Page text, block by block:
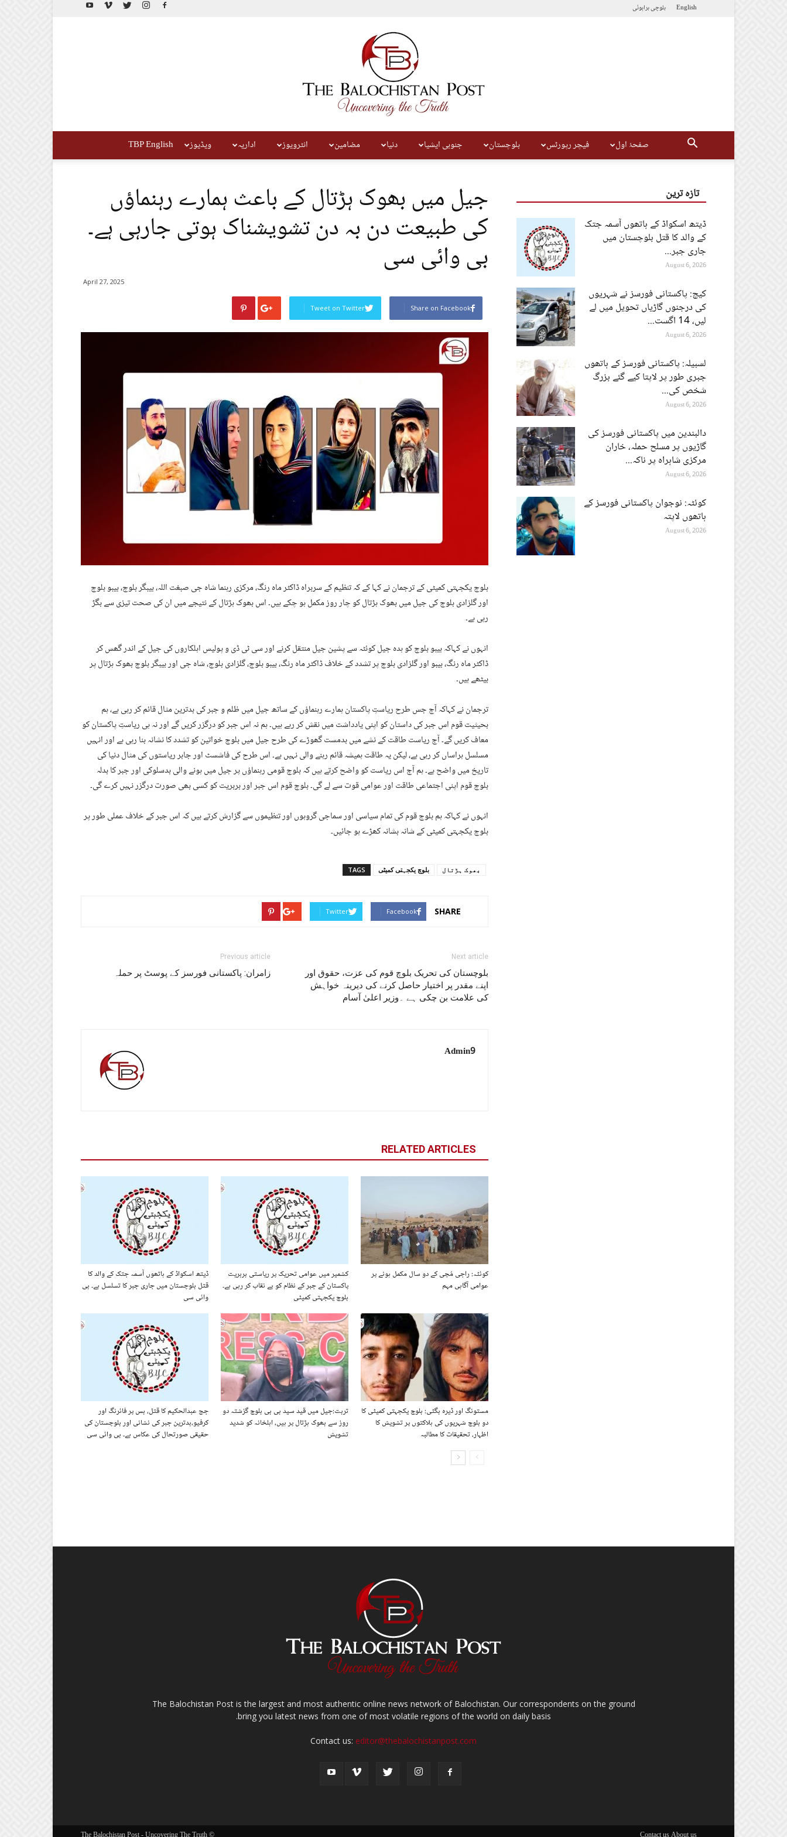
English بلوچیبراہوئی
Post
صفحۂ اول فیچر رپورٹس بلوچستان جنوبی ایشیا دنیا مضامین انٹرویوز اداریہ ویڈیوز TBP English
جیل میں بھوک ہڑتال کے باعث ہمارے رہنماؤں
کی طبیعت دن بہ دن تشویشناک ہوتی جارہی ہے۔
بی وائی سی
April 27, 2025
Share on Facebook
Tweet on Twitter
بلوچ یکجہتی کمیٹی کے ترجمان نے کہا کے کہ تنظیم کے سربراہ ڈاکٹر ماہ رنگ، مرکزی رہنما شاہ جی صبغت اللہ، بیبگر بلوچ، بیبو بلوچ
اور گلزادی بلوچ کی جیل میں بھوک ہڑتال کو چار روز مکمل ہو چکے ہیں۔ اس بھوک ہڑتال کے نتیجے میں ان کی صحت تیزی سے بگڑ
رہی ہے۔
انہوں نے کہاکہ بیبو بلوچ کو ہدہ جیل کوئٹہ سے پشین جیل منتقل کرنے اور سی ٹی ڈی و پولیس اہلکاروں کی جیل کے اندر گھس کر
ڈاکٹر ماہ رنگ، بیبو اور گلزادی بلوچ پر تشدد کے خلاف ڈاکٹر ماہ رنگ، بیبو بلوچ، گلزادی بلوچ، شاہ جی اور بیبگر بلوچ بھوک ہڑتال پر
بیٹھے ہیں۔
ترجمان نے کہاکہ آج جس طرح ریاستِ پاکستان ہمارے رہنماؤں کے ساتھ جیل میں ظلم و جبر کی بدترین مثال قائم کر رہی ہے، ہم
بحیثیت قوم اس جبر کی داستان کو اپنی یادداشت میں نقش کر رہے ہیں۔ ہم نہ اس جبر کو درگزر کریں گے اور نہ ہی ریاستِ پاکستان کو
معاف کریں گے۔ آج ریاست طاقت کے نشے میں بدمست گھوڑے کی طرح جیل میں بلوچ خواتین کو تشدد کا نشانہ بنا رہی ہے اور انہیں
مسلسل ہراساں کر رہی ہے، لیکن یہ طاقت ہمیشہ قائم رہنے والی نہیں ہے۔ اس طرح کی فاشسٹ اور جابر ریاستوں کی مثال دنیا کی
تاریخ میں واضح ہے۔ ہم آج اس ریاست کو واضح کرتے ہیں کہ بلوچ قومی رہنماؤں پر جیل میں ہونے والی بدسلوکی اور جبر کا بدلہ
بلوچ قوم اپنی اجتماعی طاقت اور عوامی قوت سے لے گی۔ بلوچ قوم اس جبر اور بربریت کو کسی بھی صورت درگزر نہیں کرے گی۔
انہوں نے کہاکہ ہم بلوچ قوم کی تمام سیاسی اور سماجی گروہوں اور تنظیموں سے گزارش کرتے ہیں کہ اس جبر کے خلاف عملی طور پر
بلوچ یکجہتی کمیٹی کے شانہ بشانہ کھڑے ہو جائیں۔
TAGS بلوچ یکجہتی کمیٹی بھوک ہڑتال
SHARE
Facebook
Twitter
Previous article
زامران: پاکستانی فورسز کے پوسٹ پر حملہ
Next article
بلوچستان کی تحریک بلوچ قوم کی عزت، حقوق اور
اپنے مقدر پر اختیار حاصل کرنے کی دیرینہ خواہش
کی علامت بن چکی ہے ۔وزیر اعلیٰ آسام
Admin9
RELATED ARTICLES
ڈیتھ اسکواڈ کے ہاتھوں آسمہ جتک کے والد کا
قتل بلوچستان میں جاری جبر کا تسلسل ہے۔ بی
وائی سی
کشمیر میں عوامی تحریک پر ریاستی بربریت
پاکستان کے جبر کے نظام کو بے نقاب کر رہی ہے۔
بلوچ یکجہتی کمیٹی
کوئٹہ: راجی مُچی کے دو سال مکمل ہونے پر
عوامی آگاہی مہم
جج عبدالحکیم کا قتل، بس پر فائرنگ اور
کرفیو،بدترین جبر کی نشانی اور بلوچستان کی
حقیقی صورتحال کی عکاس ہے۔ بی وائی سی
تربت:جیل میں قید سید بی بی بلوچ گزشتہ دو
روز سے بھوک ہڑتال پر ہیں، اہلخانہ کو شدید
تشویش
مستونگ اور ڈیرہ بگٹی: بلوچ یکجہتی کمیٹی کا
دو بلوچ شہریوں کی ہلاکتوں پر تشویش کا
اظہار، تحقیقات کا مطالبہ
تازہ ترین
ڈیتھ اسکواڈ کے ہاتھوں آسمہ جتک
کے والد کا قتل بلوچستان میں
جاری جبر...
August 6, 2026
کیچ: پاکستانی فورسز نے شہریوں
کی درجنوں گاڑیاں تحویل میں لے
لیں، 14 اگست...
August 6, 2026
لسبیلہ: پاکستانی فورسز کے ہاتھوں
جبری طور پر لاپتا کیے گئے بزرگ
شخص کی...
August 6, 2026
دالبندین میں پاکستانی فورسز کی
گاڑیوں پر مسلح حملہ، خاران
مرکزی شاہراہ پر ناکہ...
August 6, 2026
کوئٹہ: نوجوان پاکستانی فورسز کے
ہاتھوں لاپتہ
August 6, 2026
The Balochistan Post is the largest and most authentic online news network of Balochistan. Our correspondents on the ground
bring you latest news from one of most volatile regions of the world on daily basis.
Contact us: editor@thebalochistanpost.com